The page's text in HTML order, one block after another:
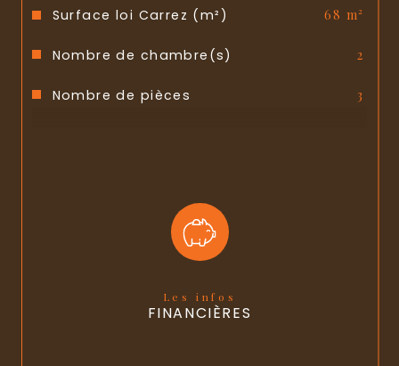
Surface loi Carrez (m²) 68 m²
Nombre de chambre(s) 2
Nombre de pièces 3
Nb de salle d'eau
Les infos
FINANCIÈRES